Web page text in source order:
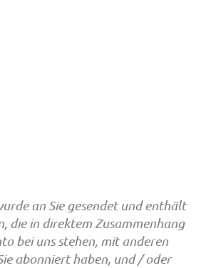
an Sie gesendet und enthält
die in direktem Zusammenhang
bei uns stehen, mit anderen
abonniert haben, und / oder